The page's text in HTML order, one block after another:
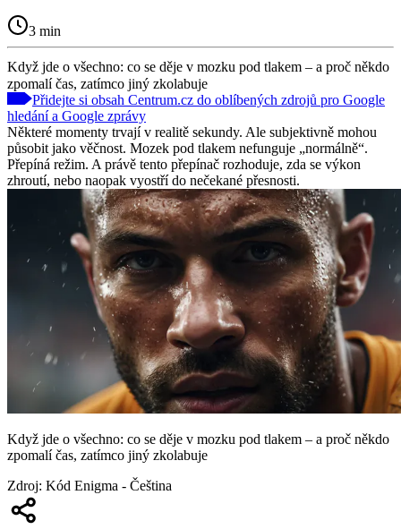
3 min
Když jde o všechno: co se děje v mozku pod tlakem – a proč někdo
zpomalí čas, zatímco jiný zkolabuje
Přidejte si obsah Centrum.cz do oblíbených zdrojů pro Google
hledání a Google zprávy
Některé momenty trvají v realitě sekundy. Ale subjektivně mohou
působit jako věčnost. Mozek pod tlakem nefunguje „normálně“.
Přepíná režim. A právě tento přepínač rozhoduje, zda se výkon
zhroutí, nebo naopak vyostří do nečekané přesnosti.
Když jde o všechno: co se děje v mozku pod tlakem – a proč někdo
zpomalí čas, zatímco jiný zkolabuje
Zdroj: Kód Enigma - Čeština